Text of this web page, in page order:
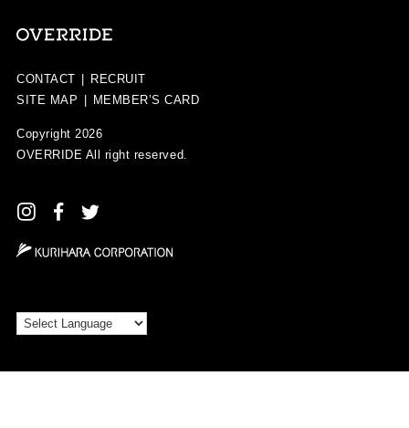
CONTACT
RECRUIT
SITE MAP
MEMBER’S CARD
Copyright 2026
OVERRIDE All right reserved.